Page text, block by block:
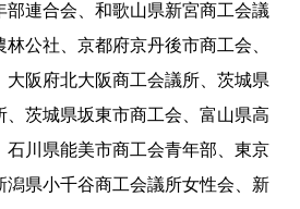
部連合会、和歌山県新宮商工会議
公社、京都府京丹後市商工会、
大阪府北大阪商工会議所、茨城県
、茨城県坂東市商工会、富山県高
石川県能美市商工会青年部、東京
潟県小千谷商工会議所女性会、新